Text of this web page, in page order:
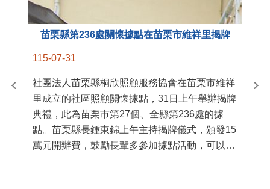
苗栗縣第236處關懷據點在苗栗市維祥里揭牌
115-07-31
社團法人苗栗縣桐欣照顧服務協會在苗栗市維祥
里成立的社區照顧關懷據點，31日上午舉辦揭牌
典禮，此為苗栗市第27個、全縣第236處的據
點。苗栗縣長鍾東錦上午主持揭牌儀式，頒發15
萬元開辦費，鼓勵長輩多參加據點活動，可以更